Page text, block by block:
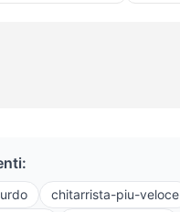
chitarrista-piu-veloce